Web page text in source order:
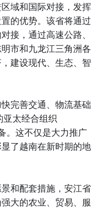
域和国际对接，发挥
的优势。该省将通过
接，通过高速公路、
市和九龙江三角洲各
建设现代、生态、智
完善交通、物流基础
太经合组织
。这不仅是大力推广
了越南在新时期的地
和配套措施，安江省
大的农业、贸易、服